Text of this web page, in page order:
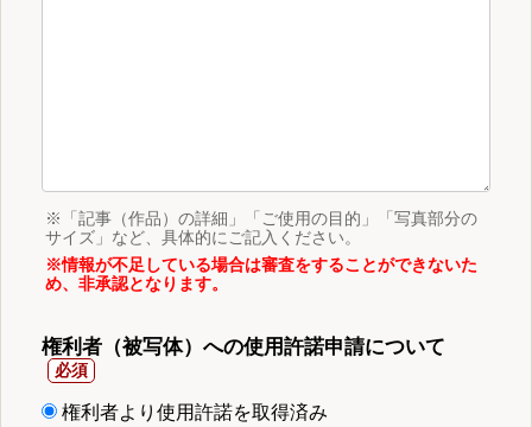
※「記事（作品）の詳細」「ご使用の目的」「写真部分の
サイズ」など、具体的にご記入ください。
※情報が不足している場合は審査をすることができないた
め、非承認となります。
権利者（被写体）への使用許諾申請について
権利者より使用許諾を取得済み